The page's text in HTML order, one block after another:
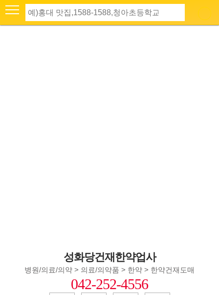
성화당건재한약업사
병원/의료/의약 > 의료/의약품 > 한약 > 한약건재도매
042-252-4556